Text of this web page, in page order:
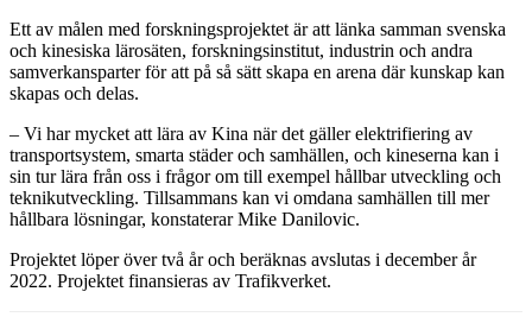
Ett av målen med forskningsprojektet är att länka samman svenska
och kinesiska lärosäten, forskningsinstitut, industrin och andra
samverkansparter för att på så sätt skapa en arena där kunskap kan
skapas och delas.
– Vi har mycket att lära av Kina när det gäller elektrifiering av
transportsystem, smarta städer och samhällen, och kineserna kan i
sin tur lära från oss i frågor om till exempel hållbar utveckling och
teknikutveckling. Tillsammans kan vi omdana samhällen till mer
hållbara lösningar, konstaterar Mike Danilovic.
Projektet löper över två år och beräknas avslutas i december år
2022. Projektet finansieras av Trafikverket.